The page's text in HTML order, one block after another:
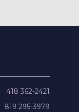
418 362-2421
819 295-3979